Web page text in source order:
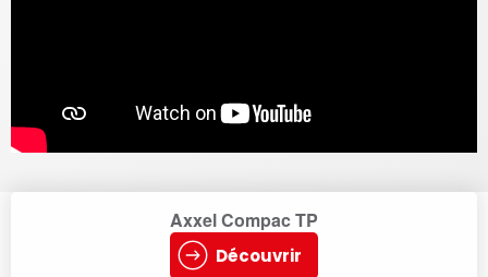
Axxel Compac TP
Découvrir